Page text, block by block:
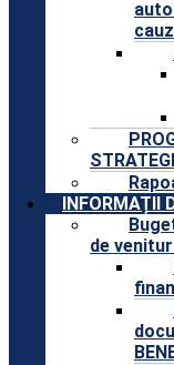
STRATEGII
INFORMAȚII
de